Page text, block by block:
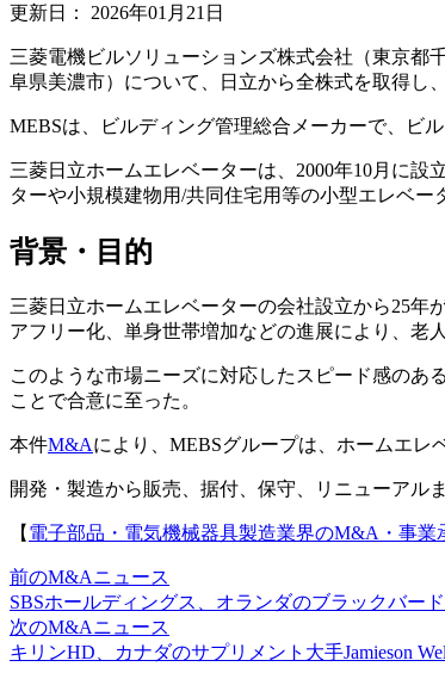
更新日： 2026年01月21日
三菱電機ビルソリューションズ株式会社（東京都
阜県美濃市）について、日立から全株式を取得し
MEBSは、ビルディング管理総合メーカーで、ビ
三菱日立ホームエレベーターは、2000年10月に
ターや小規模建物用/共同住宅用等の小型エレベー
背景・目的
三菱日立ホームエレベーターの会社設立から25年
アフリー化、単身世帯増加などの進展により、老
このような市場ニーズに対応したスピード感のあ
ことで合意に至った。
本件M&Aにより、MEBSグループは、ホームエレ
開発・製造から販売、据付、保守、リニューアル
【 電子部品・電気機械器具製造業界のM&A・事業
前のM&Aニュース
SBSホールディングス、オランダのブラックバー
次のM&Aニュース
キリンHD、カナダのサプリメント大手Jamieson